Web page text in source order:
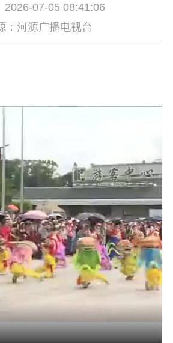
2026-07-05 08:41:06
：河源广播电视台